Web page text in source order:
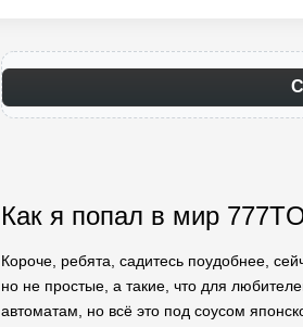
Как я попал в мир
Короче, ребята, садитесь поудобнее,
но не простые, а такие, что для
автоматам, но всё это под соусом